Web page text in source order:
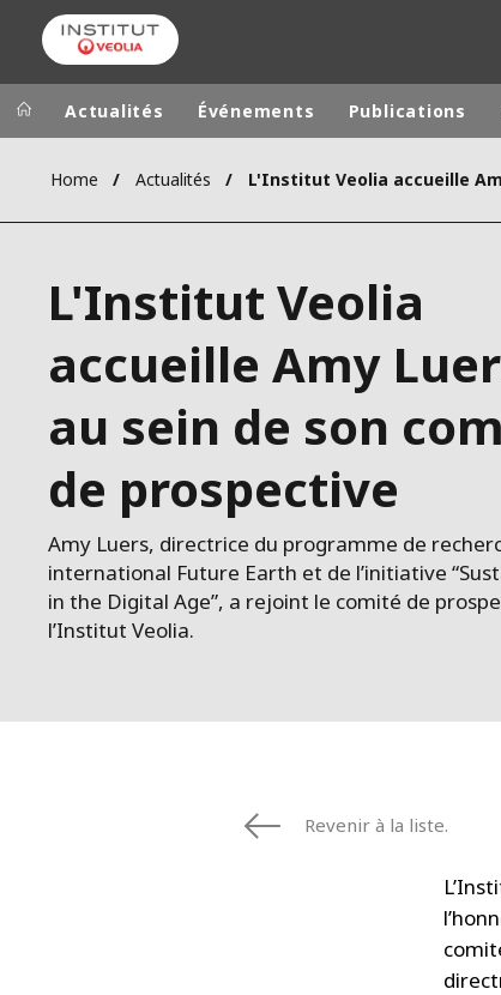
Groupe Veolia
CAMPUS
INSTITUT
Dans
Actualités Événements Publications
Home Actualités
L'Institut Veolia
accueille Amy
au sein de son
de prospective
Amy Luers, directrice du programme de
international Future Earth et de l’initiative
in the Digital Age”, a rejoint le comité de
l’Institut Veolia.
Revenir à la liste.